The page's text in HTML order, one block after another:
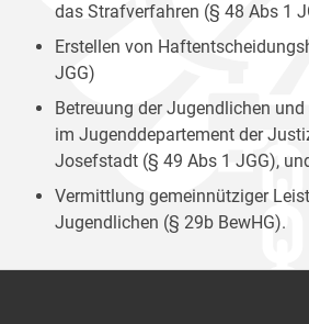
das Strafverfahren (§ 48 Abs 1
Erstellen von
JGG)
Betreuung der Jugendlichen
im Jugenddepartement der
Josefstadt (§ 49 Abs 1 JGG),
Vermittlung gemeinnütziger
Jugendlichen (§ 29b BewHG).